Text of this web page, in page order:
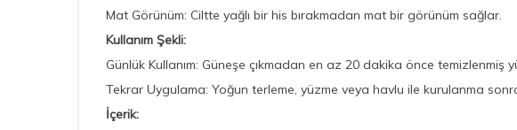
Mat Görünüm: Ciltte yağlı bir his bırakmadan mat bir görünüm sağlar.
Kullanım Şekli:
Günlük Kullanım: Güneşe çıkmadan en az 20 dakika önce temizlenmiş
Tekrar Uygulama: Yoğun terleme, yüzme veya havlu ile kurulanma
İçerik: